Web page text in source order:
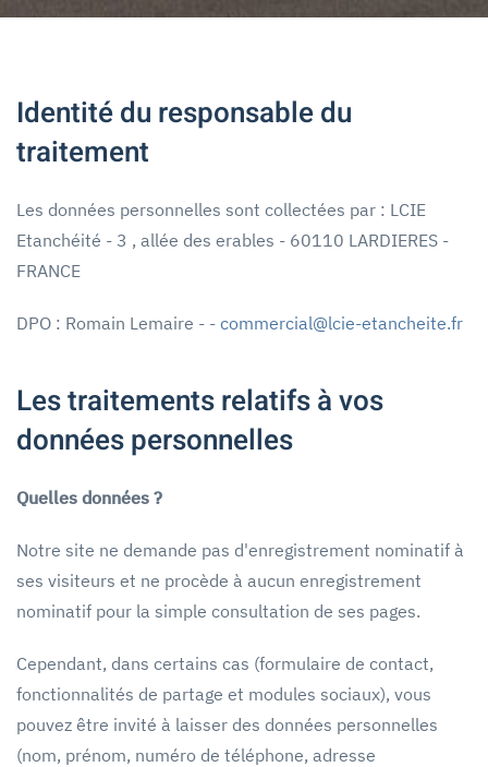
Identité du responsable du
traitement
Les données personnelles sont collectées par : LCIE
Etanchéité - 3 , allée des erables - 60110 LARDIERES -
FRANCE
DPO : Romain Lemaire - - commercial@lcie-etancheite.fr
Les traitements relatifs à vos
données personnelles
Quelles données ?
Notre site ne demande pas d'enregistrement nominatif à
ses visiteurs et ne procède à aucun enregistrement
nominatif pour la simple consultation de ses pages.
Cependant, dans certains cas (formulaire de contact,
fonctionnalités de partage et modules sociaux), vous
pouvez être invité à laisser des données personnelles
(nom, prénom, numéro de téléphone, adresse